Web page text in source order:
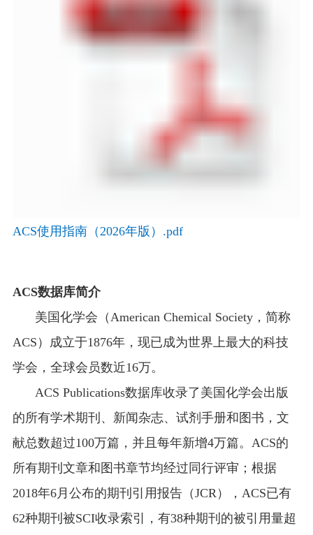
ACS使用指南（2026年版）.pdf
ACS数据库简介
美国化学会（ American Chemical Society，简称
ACS ）成立于1876年，现已成为世界上最大的科技
学会，全球会员数近16万。
ACS Publications数据库收录了美国化学会出版
的所有学术期刊、新闻杂志、试剂手册和图书，文
献总数超过100万篇，并且每年新增4万篇。 ACS的
所有期刊文章和图书章节均经过同行评审；根据
2018年6月公布的期刊引用报告（JCR ）， ACS已有
62种期刊被SCI收录索引，有38种期刊的被引用量超